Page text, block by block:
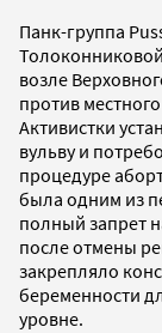
Панк-группа
возле
против
Активистки
вульву и
процедуре
была одним из
полный запрет
после отмены
закрепляло
беременности
уровне.